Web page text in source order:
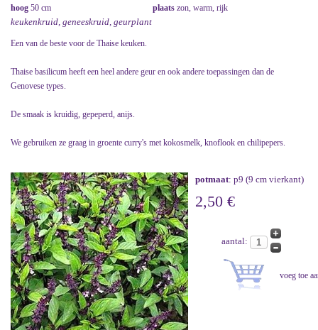
hoog 50 cm plaats zon, warm, rijk
keukenkruid, geneeskruid, geurplant
Een van de beste voor de Thaise keuken.
Thaise basilicum heeft een heel andere geur en ook andere toepassingen dan de
Genovese types.
De smaak is kruidig, gepeperd, anijs.
We gebruiken ze graag in groente curry's met kokosmelk, knoflook en chilipepers.
potmaat: p9 (9 cm vierkant)
2,50 €
aantal: